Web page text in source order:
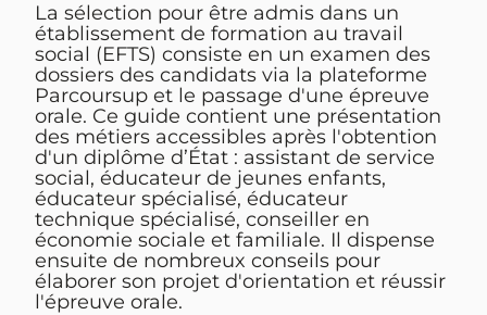
La sélection pour être admis dans un
établissement de formation au travail
social (EFTS) consiste en un examen des
dossiers des candidats via la plateforme
Parcoursup et le passage d'une épreuve
orale. Ce guide contient une présentation
des métiers accessibles après l'obtention
d'un diplôme d’État : assistant de service
social, éducateur de jeunes enfants,
éducateur spécialisé, éducateur
technique spécialisé, conseiller en
économie sociale et familiale. Il dispense
ensuite de nombreux conseils pour
élaborer son projet d'orientation et réussir
l'épreuve orale.